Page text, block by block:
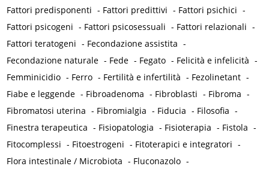
Fattori predisponenti - Fattori predittivi - Fattori psichici -
Fattori psicogeni - Fattori psicosessuali - Fattori relazionali -
Fattori teratogeni - Fecondazione assistita -
Fecondazione naturale - Fede - Fegato - Felicità e infelicità -
Femminicidio - Ferro - Fertilità e infertilità - Fezolinetant -
Fiabe e leggende - Fibroadenoma - Fibroblasti - Fibroma -
Fibromatosi uterina - Fibromialgia - Fiducia - Filosofia -
Finestra terapeutica - Fisiopatologia - Fisioterapia - Fistola -
Fitocomplessi - Fitoestrogeni - Fitoterapici e integratori -
Flora intestinale / Microbiota - Fluconazolo -